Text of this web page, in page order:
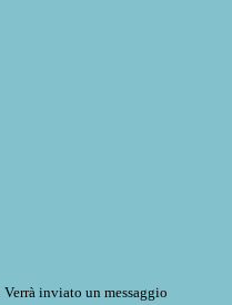
Verrà inviato un messaggio